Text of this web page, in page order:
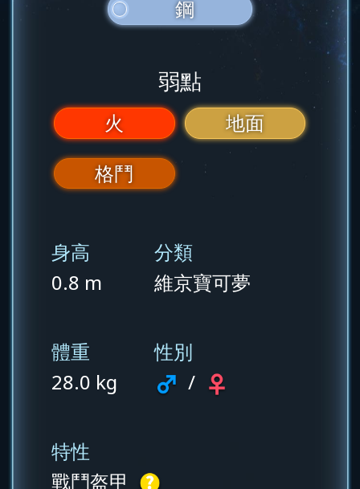
鋼
弱點
火
地面
格鬥
身高
0.8 m
分類
維京寶可夢
體重
28.0 kg
性別
/
特性
戰鬥盔甲